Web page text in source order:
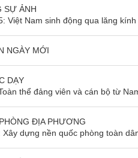
SỰ ẢNH
Việt Nam sinh động qua lăng
NGÀY MỚI
DẠY
thể đảng viên và cán bộ từ
ĐỊA PHƯƠNG
Xây dựng nền quốc phòng toàn